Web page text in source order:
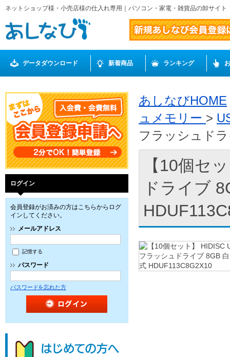
ネットショップ様・小売店様の仕入れ専用｜パソコン・家電・雑貨品の卸サイ
データダウンロード 新着商品 ランキング
ログイン
会員登録がお済みの方はこちらからログ
インしてください。
メールアドレス
記憶する
パスワード
パスワードを忘れた方
あしなびHOME
ュメモリー >
フラッシュド
【10個セ
ドライブ